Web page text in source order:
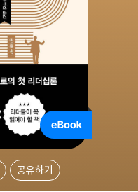
공유하기